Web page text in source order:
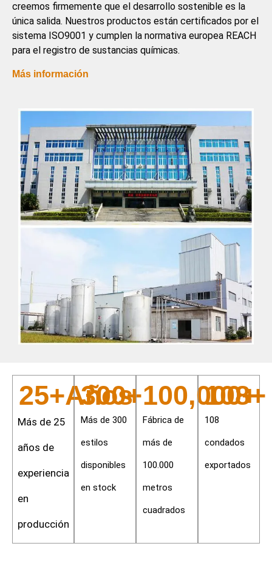
creemos firmemente que el desarrollo sostenible es la
única salida. Nuestros productos están certificados por el
sistema ISO9001 y cumplen la normativa europea REACH
para el registro de sustancias químicas.
Más información
Más de 25
años de
experiencia
en
producción
25+Años
Más de 300
estilos
disponibles
en stock
300+
Fábrica de
más de
100.000
metros
cuadrados
100,000+
108
condados
exportados
108+